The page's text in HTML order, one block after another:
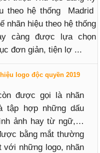
theo hệ thống Madrid
nhãn hiệu theo hệ thống
càng được lựa chọn
đơn giản, tiện lợ ...
logo độc quyền 2019
được gọi là nhãn
tập hợp những dấu
ảnh hay từ ngữ,…
bằng mắt thường
những logo, nhãn